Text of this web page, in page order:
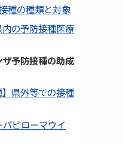
種の種類と対象
の予防接種医療
予防接種の助成
】県外等での接種
ピローマウイ